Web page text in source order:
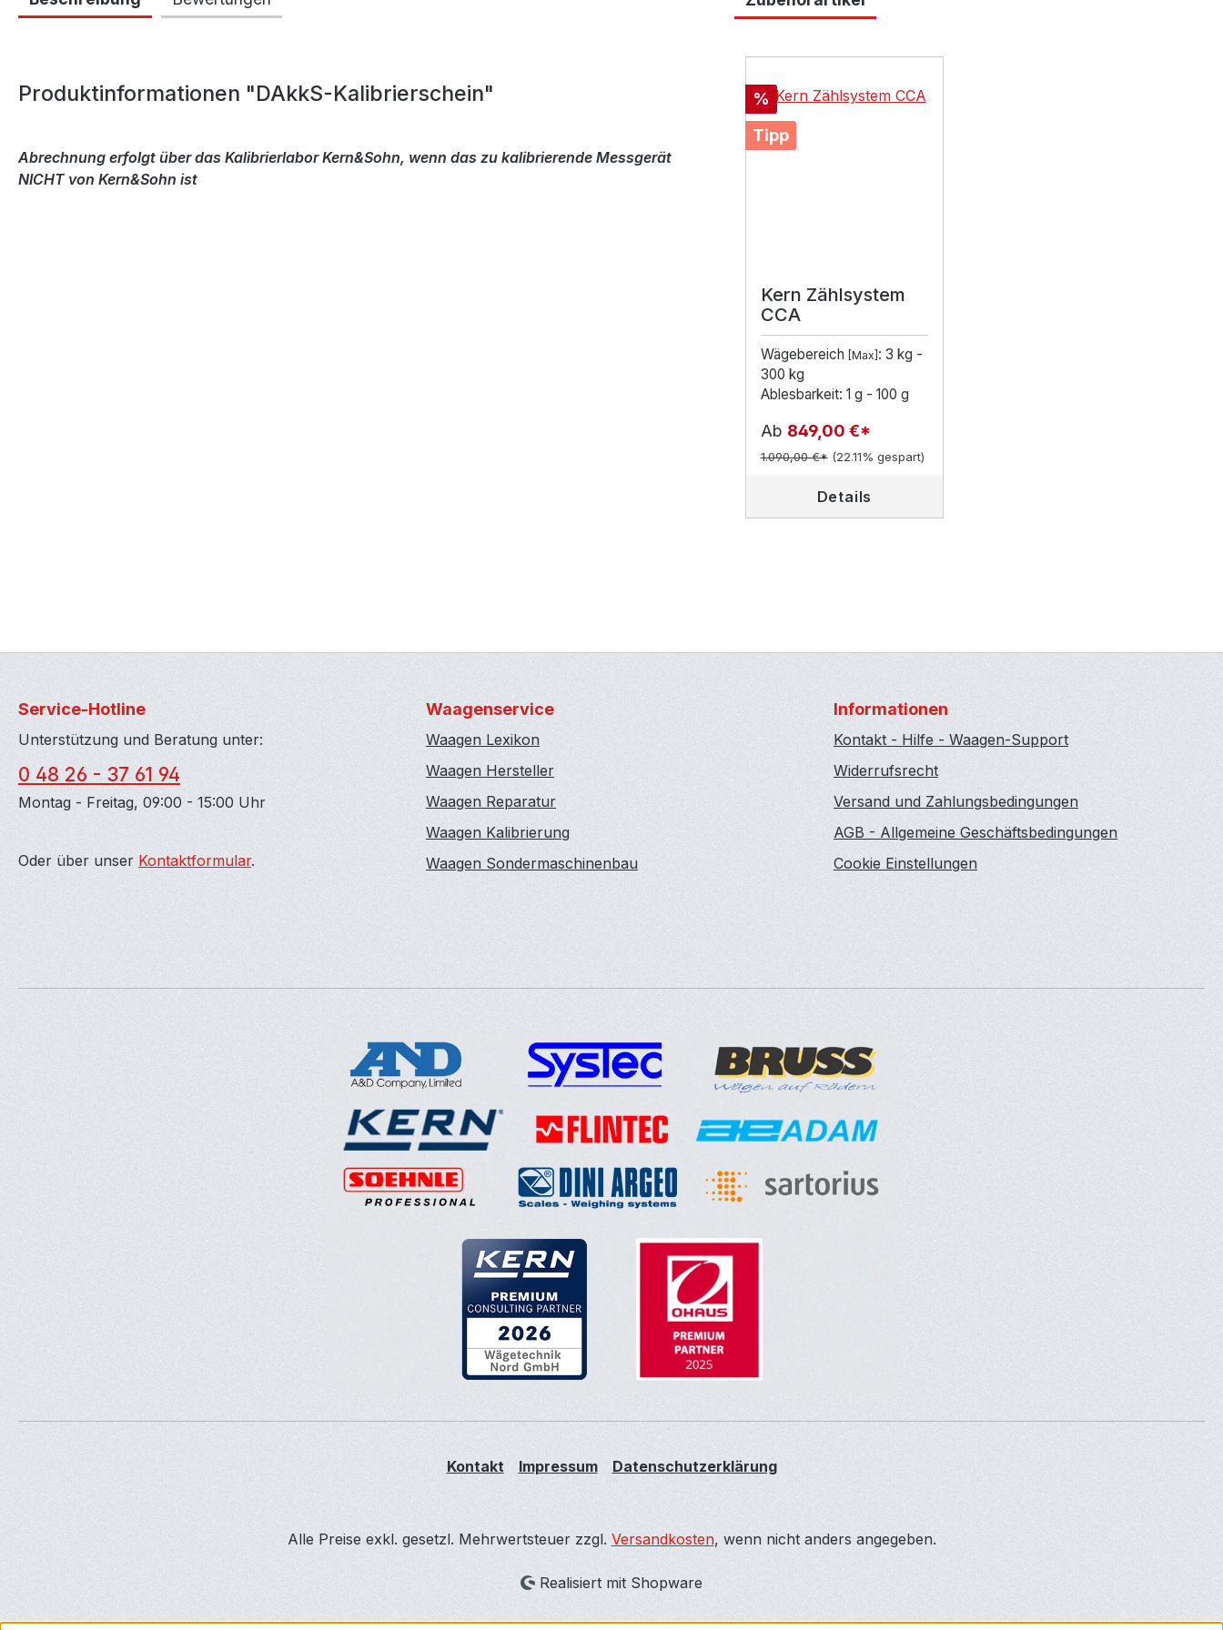
Produktinformationen "DAkkS-Kalibrierschein"
Abrechnung erfolgt über das Kalibrierlabor Kern&Sohn, wenn das zu kalibrierende Messgerät
NICHT von Kern&Sohn ist
Rabatt
%
Tipp
Kern Zählsystem
CCA
Wägebereich [Max] : 3 kg -
300 kg
Ablesbarkeit: 1 g - 100 g
Ab 849,00 €*
1.090,00 €* (22.11% gespart)
Details
Service-Hotline
Unterstützung und Beratung unter:
0 48 26 - 37 61 94
Montag - Freitag, 09:00 - 15:00 Uhr
Oder über unser Kontaktformular.
Waagenservice
Waagen Lexikon
Waagen Hersteller
Waagen Reparatur
Waagen Kalibrierung
Waagen Sondermaschinenbau
Informationen
Kontakt - Hilfe - Waagen-Support
Widerrufsrecht
Versand und Zahlungsbedingungen
AGB - Allgemeine Geschäftsbedingungen
Cookie Einstellungen
Kontakt Impressum Datenschutzerklärung
Alle Preise exkl. gesetzl. Mehrwertsteuer zzgl. Versandkosten, wenn nicht anders angegeben.
Realisiert mit Shopware